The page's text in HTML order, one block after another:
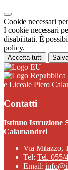
Cookie necessari
I cookie necessari
disabilitati. È
policy.
Accetta tutti
e Liceale Piero
Contatti
Istituto Istruzione
Calamandrei
Via Milazzo,
Tel: Tel. 055/
Email: